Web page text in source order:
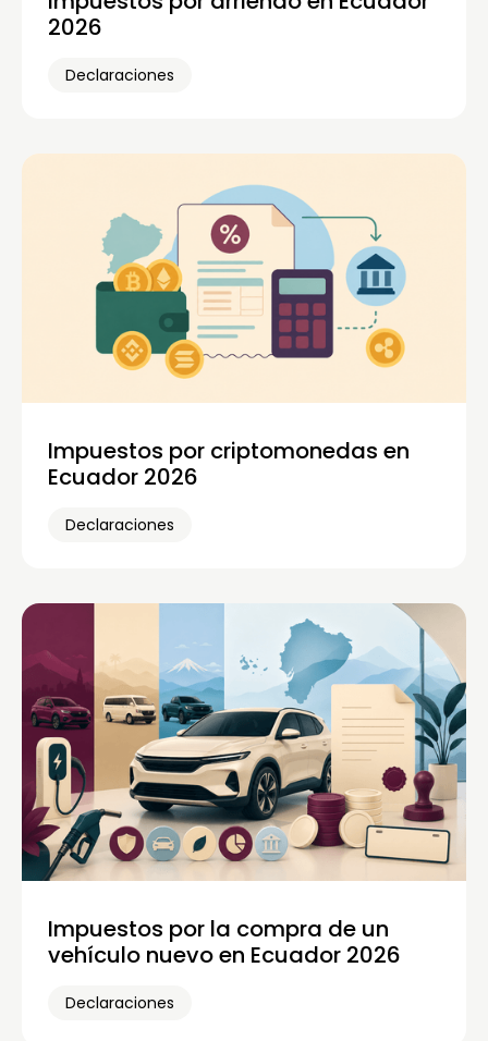
2026
Declaraciones
Impuestos por criptomonedas en
Ecuador 2026
Declaraciones
Impuestos por la compra de un
vehículo nuevo en Ecuador 2026
Declaraciones